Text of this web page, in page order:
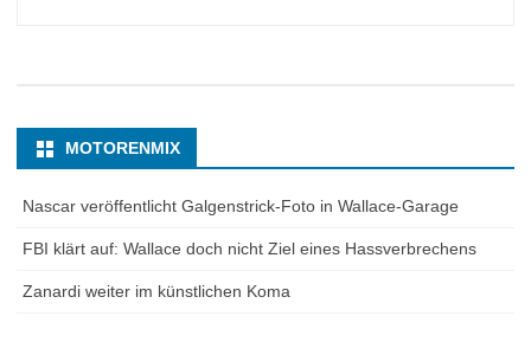
MOTORENMIX
Nascar veröffentlicht Galgenstrick-Foto in Wallace-Garage
FBI klärt auf: Wallace doch nicht Ziel eines Hassverbrechens
Zanardi weiter im künstlichen Koma